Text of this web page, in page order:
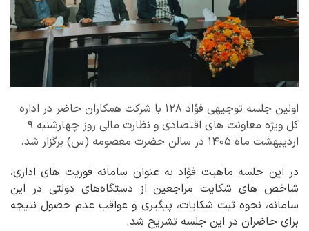
اولین جلسه توجیهی فؤاد ۱۲۸ با شرکت همکاران حاضر در اداره
کل ویژه معاونت های اقتصادی و نظارت مالی روز چهارشنبه ۹
اردیبهشت ماه ۱۴۰۵ در سالن حضرت معصومه (س) برگزار شد.
در این جلسه ماهیت فؤاد به عنوان سامانه فوریت های اداری،
شاخص های شکایت مراجعین از دستگاه‌های دولتی در این
سامانه، نحوه ثبت شکایات، پیگیری و عواقب عدم حصول نتیجه
برای حاضران در این جلسه تشریح شد.